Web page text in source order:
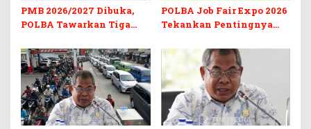
PMB 2026/2027 Dibuka,
POLBA Tawarkan Tiga
Kuliah Gratis
POLBA Job Fair Expo 2026
Tekankan Pentingnya
Digital